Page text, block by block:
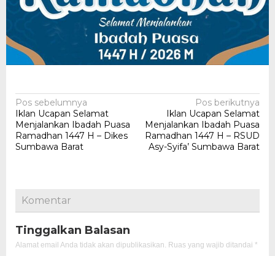
Navigasi
pos
Pos sebelumnya
Iklan Ucapan Selamat
Menjalankan Ibadah Puasa
Ramadhan 1447 H – Dikes
Sumbawa Barat
Pos berikutnya
Iklan Ucapan Selamat
Menjalankan Ibadah Puasa
Ramadhan 1447 H – RSUD
Asy-Syifa’ Sumbawa Barat
Komentar
Tinggalkan Balasan
Alamat email Anda tidak akan dipublikasikan. Ruas yang wajib ditandai *